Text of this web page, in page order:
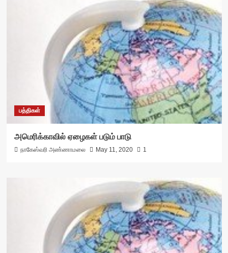
பத்திகள்
அமெரிக்காவில் ஏழைகள் படும் பாடு
நாகேஸ்வரி அண்ணாமலை May 11, 2020 1